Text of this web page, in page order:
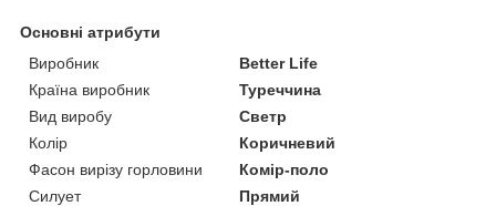
Основні атрибути
Виробник
Better Life
Країна виробник
Туреччина
Вид виробу
Светр
Колір
Коричневий
Фасон вирізу горловини
Комір-поло
Силует
Прямий